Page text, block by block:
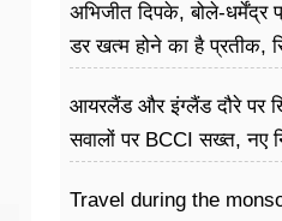
अभिजीत दिपके, बोले-
डर खत्म होने का है प्रतीक,
आयरलैंड और इंग्लैंड दौरे पर
सवालों पर BCCI सख्त, नए
Travel during the